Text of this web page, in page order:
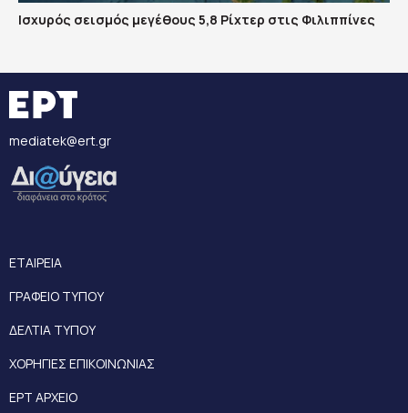
Ισχυρός σεισμός μεγέθους 5,8 Ρίχτερ στις Φιλιππίνες
mediatek@ert.gr
ΕΤΑΙΡΕΙΑ
ΓΡΑΦΕΙΟ ΤΥΠΟΥ
ΔΕΛΤΙΑ ΤΥΠΟΥ
ΧΟΡΗΓΙΕΣ ΕΠΙΚΟΙΝΩΝΙΑΣ
ΕΡΤ ΑΡΧΕΙΟ